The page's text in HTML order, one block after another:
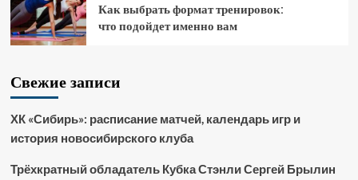
Как выбрать формат тренировок:
что подойдет именно вам
Свежие записи
ХК «Сибирь»: расписание матчей, календарь игр и
история новосибирского клуба
Трёхкратный обладатель Кубка Стэнли Сергей Брылин